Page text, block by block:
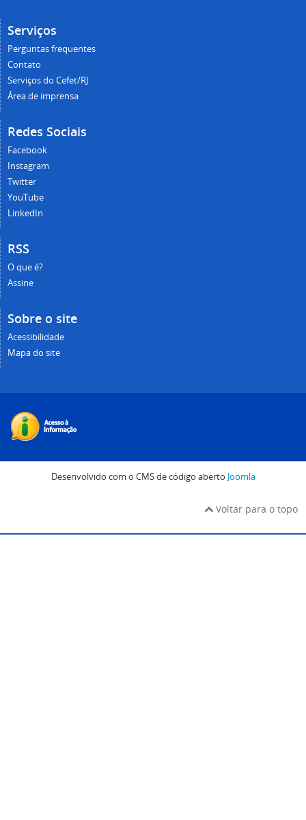
Serviços
Perguntas frequentes
Contato
Serviços do Cefet/RJ
Área de imprensa
Redes Sociais
Facebook
Instagram
Twitter
YouTube
LinkedIn
RSS
O que é?
Assine
Sobre o site
Acessibilidade
Mapa do site
Desenvolvido com o CMS de código aberto Joomla
Voltar para o topo